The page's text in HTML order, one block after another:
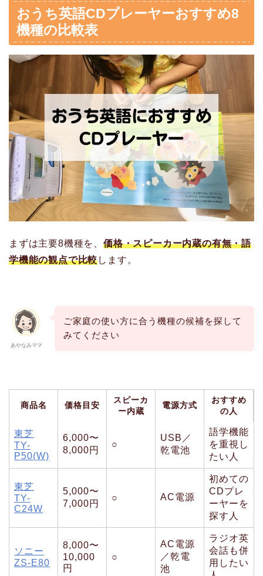
おうち英語CDプレーヤーおすすめ8
機種の比較表
まずは主要8機種を、 価格・スピーカー内蔵の有無・語
学機能の観点で比較します。
あやなみママ
ご家庭の使い方に合う機種の候補を探して
みてください
商品名 価格目安
スピーカ
ー内蔵
電源方式
おすすめ
の人
東芝
TY-
P50(W)
6,000〜
8,000円
○
USB／
乾電池
語学機能
を重視し
たい人
東芝
TY-
C24W
5,000〜
7,000円
○ AC電源
初めての
CDプレ
ーヤーを
探す人
ソニー
ZS-E80
8,000〜
10,000
円
○
AC電源
／乾電
池
ラジオ英
会話も併
用したい